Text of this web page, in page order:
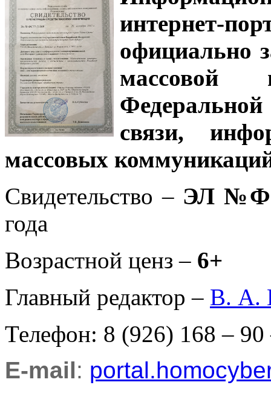
интернет-
официально
связи,
массовых
Свидетельство – ЭЛ
года
Возрастной ценз – 6+
Главный редактор – В. А.
Телефон: 8 (926) 168 – 90
E-mail: